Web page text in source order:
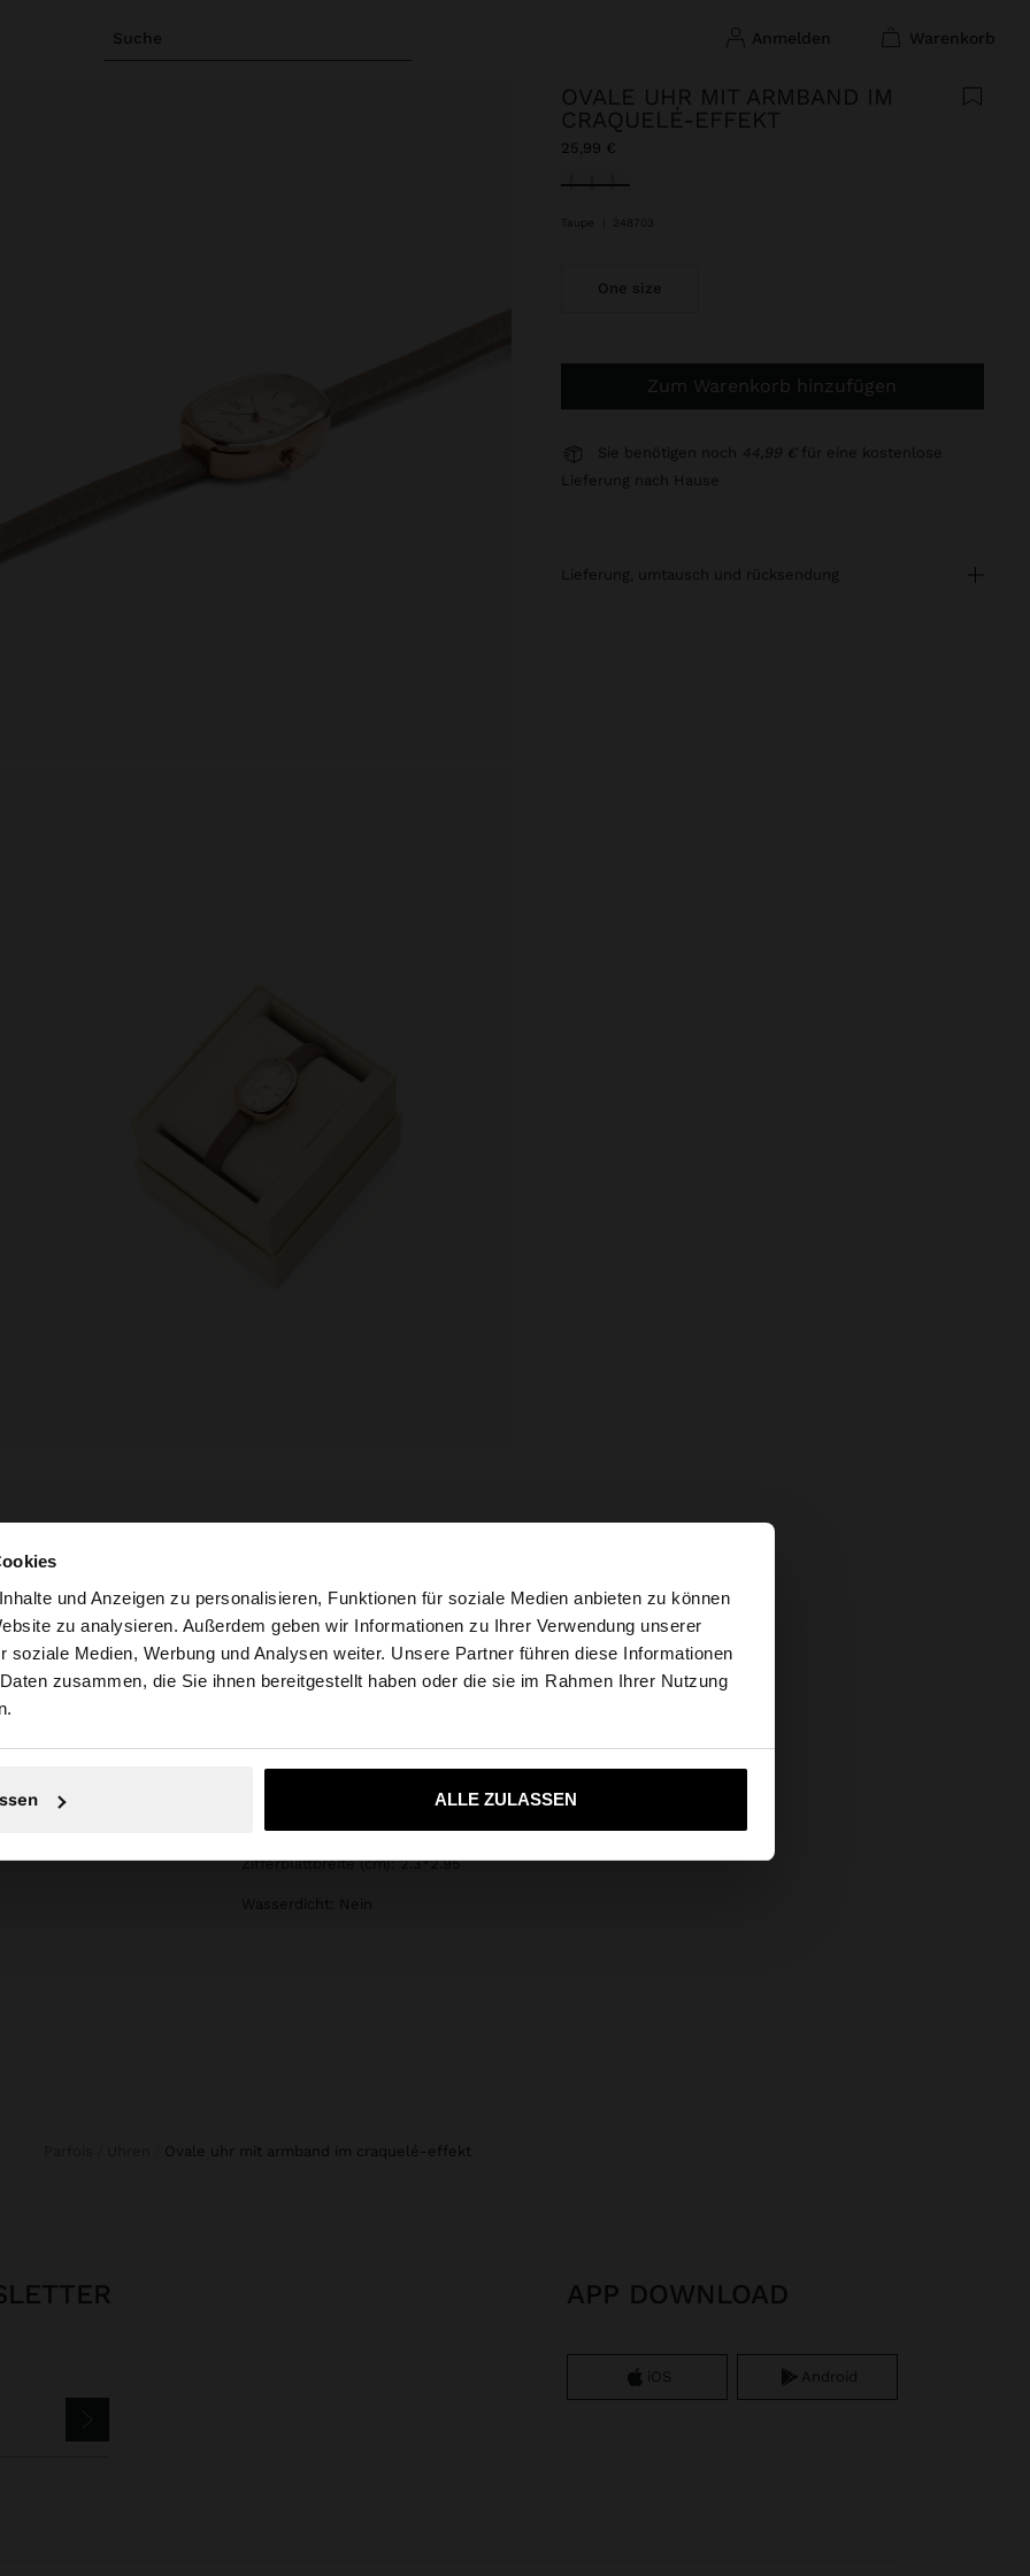
und Anzeigen zu personalisieren, Funktionen für soziale Medien anbieten zu können
zu analysieren. Außerdem geben wir Informationen zu Ihrer Verwendung unserer
soziale Medien, Werbung und Analysen weiter. Unsere Partner führen diese Informationen
zusammen, die Sie ihnen bereitgestellt haben oder die sie im Rahmen Ihrer Nutzung
ALLE ZULASSEN
Suche anmelden warenkorb
×
auf die Website zu. Möchten Sie unsere United States Website
Nein, bleiben Sie bei Austria Ja, bringen Sie mich zu United States
OVALE UHR MIT ARMBAND IM
CRAQUELÉ-EFFEKT
25,99 €
ausgewählt
Taupe 248703
One size
Zum Warenkorb hinzufügen
Sie benötigen noch 44,99 €
für eine kostenlose
Lieferung nach Hause
lieferung, umtausch und rücksendung
und
Quadrate,
oder
und andere mit
In
gibt. Eine
und stets
Schachtel: 95% Zink, 5% Aluminium
Uhrenarmband: 100% Polyurethan
Zifferblattbreite (cm): 2.3*2.95
Wasserdicht: Nein
Hilfe
ovale uhr mit armband im craquelé-effekt
APP DOWNLOAD
iOS Android